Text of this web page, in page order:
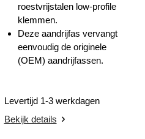
roestvrijstalen low-profile
klemmen.
Deze aandrijfas vervangt
eenvoudig de originele
(OEM) aandrijfassen.
Levertijd 1-3 werkdagen
Bekijk details